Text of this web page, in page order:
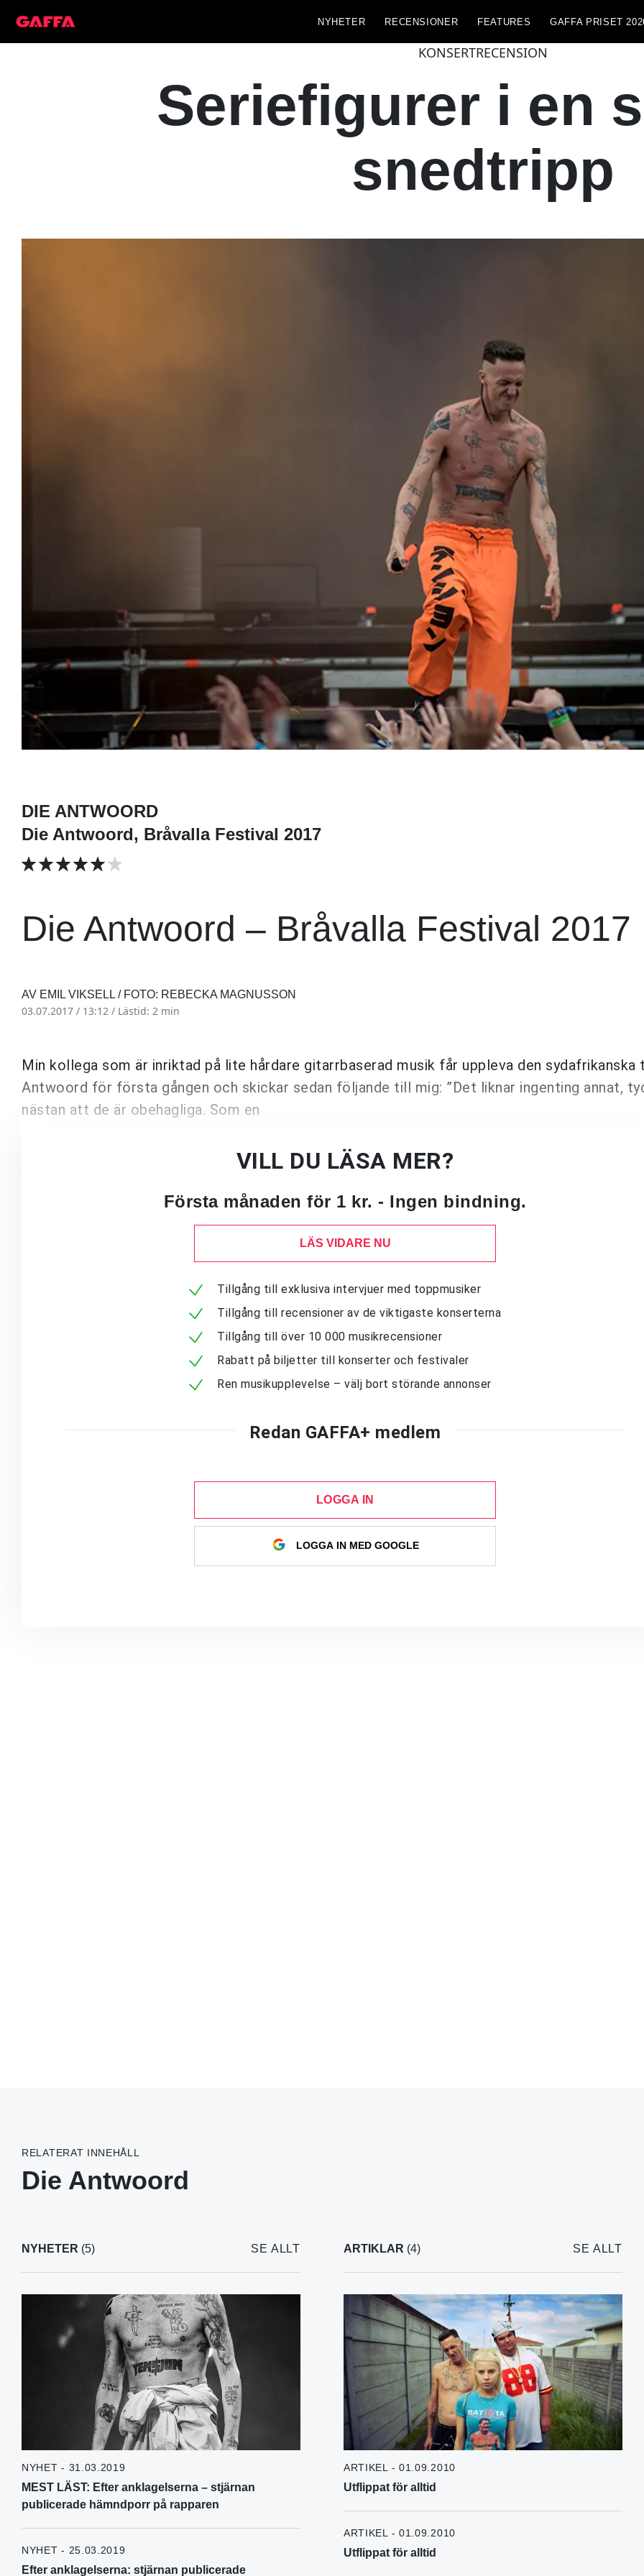
NYHETER RECENSIONER FEATURES GAFFA PRISET
KONSERTRECENSION
Seriefigurer i en
snedtripp
DIE ANTWOORD
Die Antwoord, Bråvalla Festival 2017
Die Antwoord – Bråvalla Festival 2017
AV EMIL VIKSELL / FOTO: REBECKA MAGNUSSON
03.07.2017 / 13:12 / Lästid: 2 min
Min kollega som är inriktad på lite hårdare gitarrbaserad musik får uppleva den sydafrikanska
Antwoord för första gången och skickar sedan följande till mig: ”Det liknar ingenting annat,
nästan att de är obehagliga. Som en
VILL DU LÄSA MER?
Första månaden för 1 kr. - Ingen bindning.
LÄS VIDARE NU
Tillgång till exklusiva intervjuer med toppmusiker
Tillgång till recensioner av de viktigaste konserterna
Tillgång till över 10 000 musikrecensioner
Rabatt på biljetter till konserter och festivaler
Ren musikupplevelse – välj bort störande annonser
Redan GAFFA+ medlem
LOGGA IN
LOGGA IN MED GOOGLE
RELATERAT INNEHÅLL
Die Antwoord
NYHETER (5) SE ALLT
NYHET - 31.03.2019
MEST LÄST: Efter anklagelserna – stjärnan
publicerade hämndporr på rapparen
NYHET - 25.03.2019
Efter anklagelserna: stjärnan publicerade
ARTIKLAR (4) SE ALLT
ARTIKEL - 01.09.2010
Utflippat för alltid
ARTIKEL - 01.09.2010
Utflippat för alltid